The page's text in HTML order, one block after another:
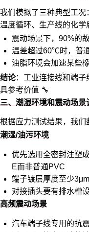
我们模拟了三种典型工
温度循环、生产线的化学
震动场景下，90%的
温差超过60℃时，普
油脂环境会加速某些
结论： 工业连接线和端子
具参考价值 🔧
三、潮湿环境和震动场景
根据应力测试结果，我们
潮湿/油污环境
优先选用全密封注塑
E而非普通PVC
端子镀层厚度至少
对接插头要有排水槽
高频震动场景
汽车端子线专用的抗